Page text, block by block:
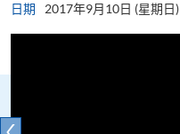
日期 2017年9月10日 (星期日)